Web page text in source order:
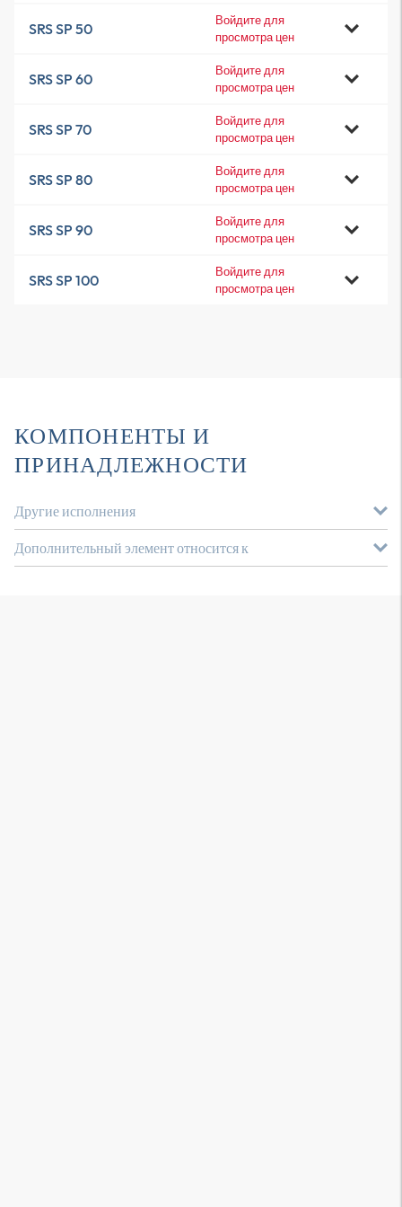
SRS SP 50
Войдите для
просмотра цен
SRS SP 60
Войдите для
просмотра цен
SRS SP 70
Войдите для
просмотра цен
SRS SP 80
Войдите для
просмотра цен
SRS SP 90
Войдите для
просмотра цен
SRS SP 100
Войдите для
просмотра цен
КОМПОНЕНТЫ И
ПРИНАДЛЕЖНОСТИ
Другие исполнения
Дополнительный элемент относится к